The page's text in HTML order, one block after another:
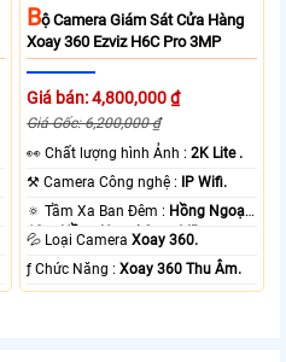
BỘ Camera Giám Sát Cửa Hàng
Xoay 360 Ezviz H6C Pro 3MP
Giá bán: 4,800,000 ₫
Giá Gốc: 6,200,000 ₫
️👀 Chất lượng hình Ảnh :2K Lite .
⚒ Camera Công nghệ :
IP Wifi.
🔅 Tầm Xa Ban Đêm : Hồng Ngoại
10m Hồng Ngoại Smart IR.
💦 Loại CameraXoay 360.
️ƒ Chức Năng :Xoay 360 Thu Âm.